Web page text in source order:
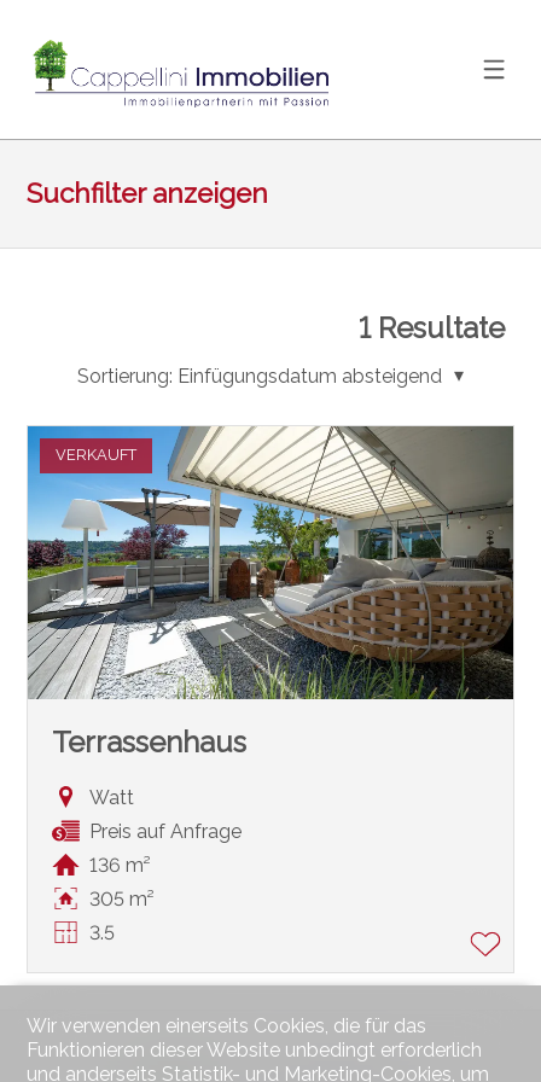
Suchfilter anzeigen
1Resultate
Sortierung: Einfügungsdatum absteigend
VERKAUFT
Terrassenhaus
Watt
Preis auf Anfrage
136 m²
305 m²
3.5
Wir verwenden einerseits Cookies, die für das
Funktionieren dieser Website unbedingt erforderlich
und anderseits Statistik- und Marketing-Cookies, um